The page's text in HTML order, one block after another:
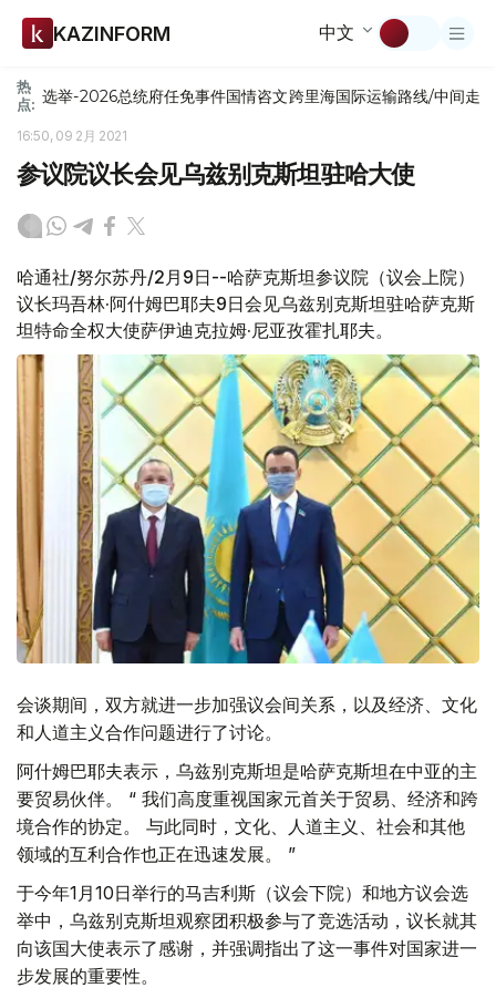
KAZINFORM 中文
热
点: 选举-2026总统府任免事件国情咨文跨里海国际运输路线/中间走廊
16:50, 09 2月 2021
参议院议长会见乌兹别克斯坦驻哈大使
哈通社/努尔苏丹/2月9日--哈萨克斯坦参议院（议会上院）
议长玛吾林·阿什姆巴耶夫9日会见乌兹别克斯坦驻哈萨克斯
坦特命全权大使萨伊迪克拉姆·尼亚孜霍扎耶夫。
会谈期间，双方就进一步加强议会间关系，以及经济、文化
和人道主义合作问题进行了讨论。
阿什姆巴耶夫表示，乌兹别克斯坦是哈萨克斯坦在中亚的主
要贸易伙伴。 “ 我们高度重视国家元首关于贸易、经济和跨
境合作的协定。 与此同时，文化、人道主义、社会和其他
领域的互利合作也正在迅速发展。 ”
于今年1月10日举行的马吉利斯（议会下院）和地方议会选
举中，乌兹别克斯坦观察团积极参与了竞选活动，议长就其
向该国大使表示了感谢，并强调指出了这一事件对国家进一
步发展的重要性。